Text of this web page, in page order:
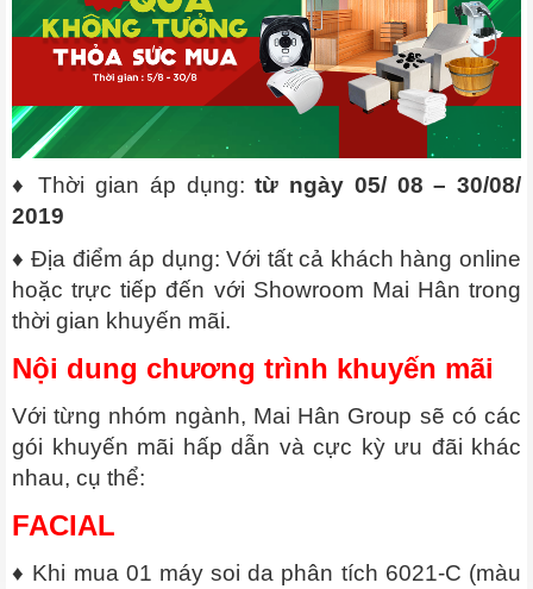
♦ Thời gian áp dụng:từ ngày 05/ 08 – 30/08/
2019
♦ Địa điểm áp dụng: Với tất cả khách hàng online
hoặc trực tiếp đến với Showroom Mai Hân trong
thời gian khuyến mãi.
Nội dung chương trình khuyến mãi
Với từng nhóm ngành, Mai Hân Group sẽ có các
gói khuyến mãi hấp dẫn và cực kỳ ưu đãi khác
nhau, cụ thể:
FACIAL
♦ Khi mua 01 máy soi da phân tích 6021-C (màu